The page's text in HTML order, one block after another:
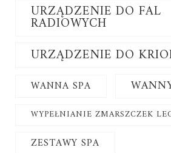
URZĄDZENIE DO FAL
RADIOWYCH
URZĄDZENIE DO
WANNA SPA
WYPEŁNIANIE ZMARSZCZEK
ZESTAWY SPA